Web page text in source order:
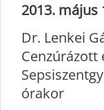
2013. május
Dr. Lenkei
Cenzúrázott
órakor